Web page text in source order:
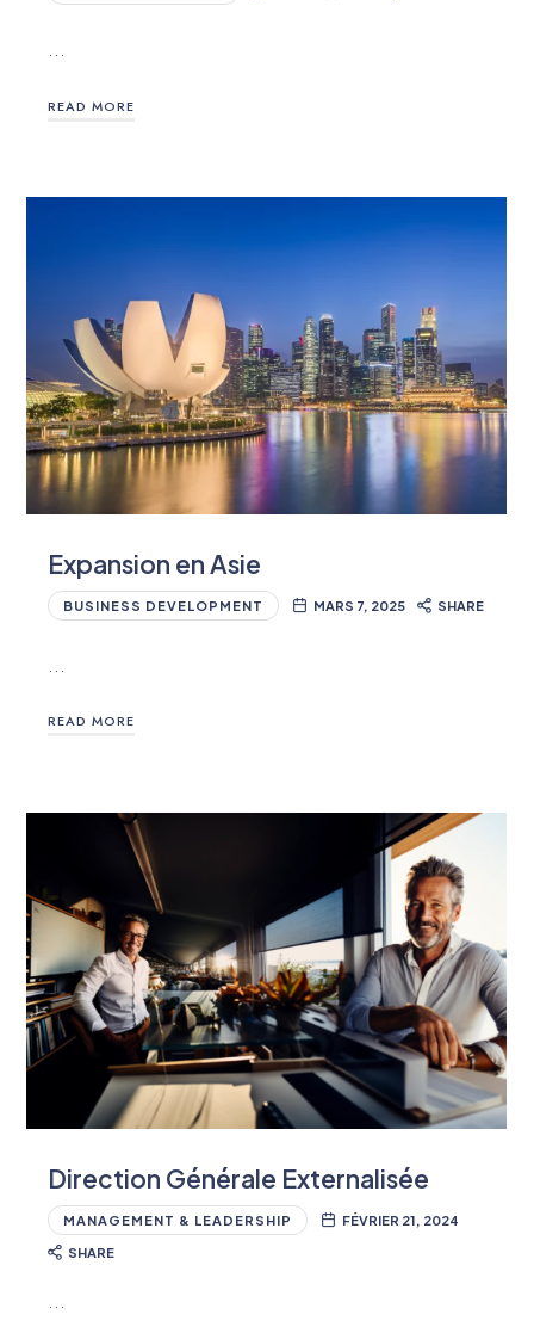
…
READ MORE
Expansion en Asie
BUSINESS DEVELOPMENT MARS 7, 2025 SHARE
…
READ MORE
Direction Générale Externalisée
MANAGEMENT & LEADERSHIP FÉVRIER 21, 2024
SHARE
…